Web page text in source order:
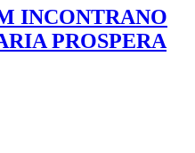
INCONTRANO
PROSPERA